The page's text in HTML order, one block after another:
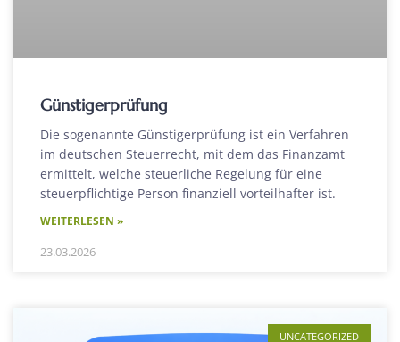
Günstigerprüfung
Die sogenannte Günstigerprüfung ist ein Verfahren
im deutschen Steuerrecht, mit dem das Finanzamt
ermittelt, welche steuerliche Regelung für eine
steuerpflichtige Person finanziell vorteilhafter ist.
WEITERLESEN »
23.03.2026
UNCATEGORIZED